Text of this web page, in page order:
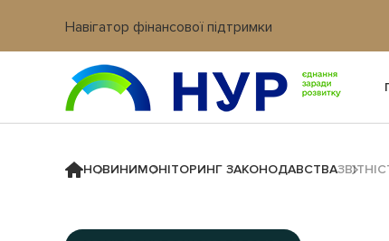
Навігатор фінансової підтримки
Вхід в кабінет IT платформи
НОВИНИМОНІТОРИНГ ЗАКОНОДАВСТВА